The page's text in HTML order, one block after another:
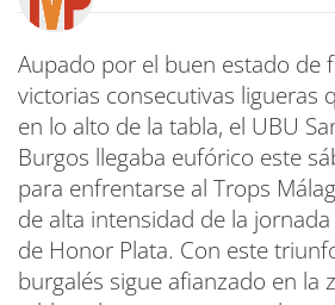
Aupado por el buen estado de
victorias consecutivas ligueras
en lo alto de la tabla, el UBU
Burgos llegaba eufórico este
para enfrentarse al Trops
de alta intensidad de la
de Honor Plata. Con este
burgalés sigue afianzado en la